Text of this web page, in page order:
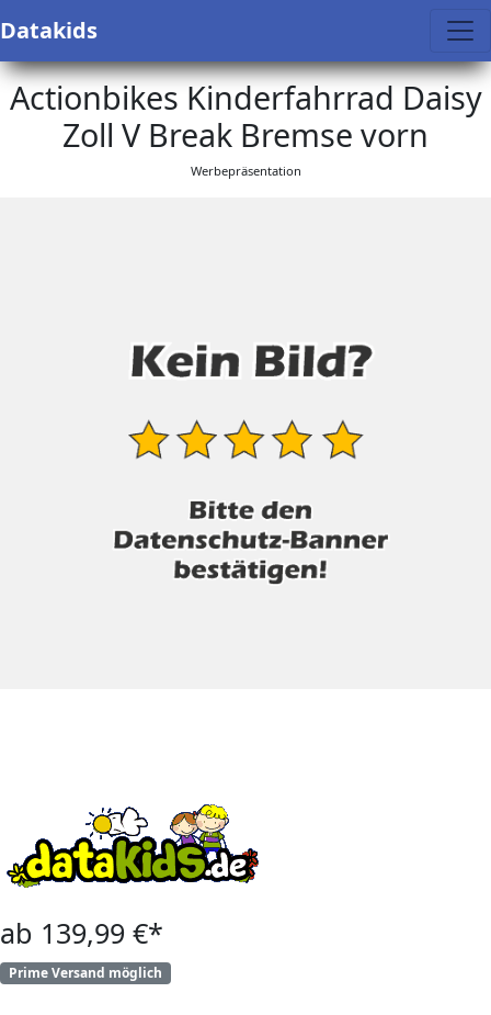
Datakids
Actionbikes Kinderfahrrad Daisy
Zoll V Break Bremse vorn
Werbepräsentation
ab 139,99 €*
Prime Versand möglich